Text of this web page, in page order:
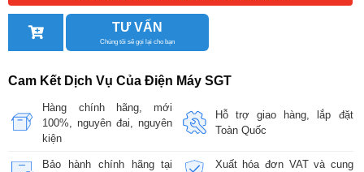
TƯ VẤN
Chúng tôi sẽ gọi lại cho bạn
Cam Kết Dịch Vụ Của Điện Máy SGT
Hàng chính hãng, mới
100%, nguyên đai, nguyên
kiện
Hỗ trợ giao hàng, lắp đặt
Toàn Quốc
Bảo hành chính hãng tại
Xuất hóa đơn VAT và cung